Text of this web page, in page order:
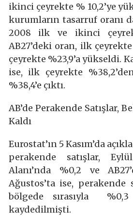
ikinci çeyrekte % 10,2’ye
kurumların tasarruf oranı
2008 ilk ve ikinci
AB27’deki oran, ilk
çeyrekte %23,9’a yükseldi.
ise, ilk çeyrekte
%38,4’e çıktı.
AB’de Perakende Satışlar,
Kaldı
Eurostat’ın 5 Kasım’da
perakende satışlar,
Alanı’nda %0,2 ve
Ağustos’ta ise, perakende
bölgede sırasıyla
kaydedilmişti.